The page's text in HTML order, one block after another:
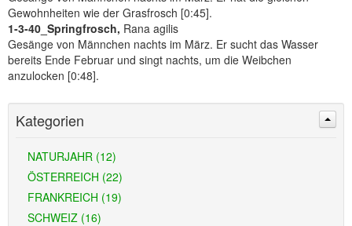
Gewohnheiten wie der Grasfrosch [0:45].
1-3-40_Springfrosch, Rana agilis
Gesänge von Männchen nachts im März. Er sucht das Wasser
bereits Ende Februar und singt nachts, um die Weibchen
anzulocken [0:48].
Kategorien
NATURJAHR (12)
ÖSTERREICH (22)
FRANKREICH (19)
SCHWEIZ (16)